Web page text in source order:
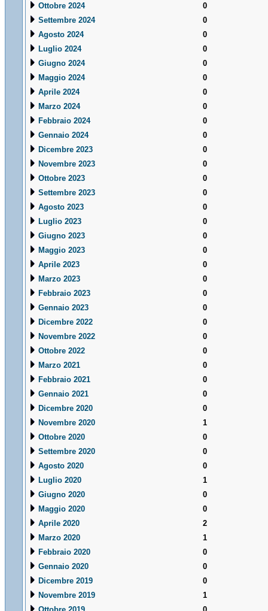
Ottobre 2024
0
Settembre 2024
0
Agosto 2024
0
Luglio 2024
0
Giugno 2024
0
Maggio 2024
0
Aprile 2024
0
Marzo 2024
0
Febbraio 2024
0
Gennaio 2024
0
Dicembre 2023
0
Novembre 2023
0
Ottobre 2023
0
Settembre 2023
0
Agosto 2023
0
Luglio 2023
0
Giugno 2023
0
Maggio 2023
0
Aprile 2023
0
Marzo 2023
0
Febbraio 2023
0
Gennaio 2023
0
Dicembre 2022
0
Novembre 2022
0
Ottobre 2022
0
Marzo 2021
0
Febbraio 2021
0
Gennaio 2021
0
Dicembre 2020
0
Novembre 2020
1
Ottobre 2020
0
Settembre 2020
0
Agosto 2020
0
Luglio 2020
1
Giugno 2020
0
Maggio 2020
0
Aprile 2020
2
Marzo 2020
1
Febbraio 2020
0
Gennaio 2020
0
Dicembre 2019
0
Novembre 2019
1